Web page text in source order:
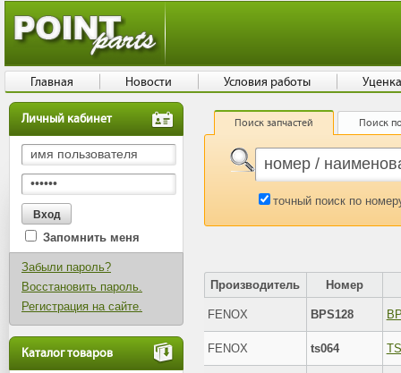
Личный кабинет
Запомнить меня
Забыли пароль?
Восстановить пароль.
Регистрация на сайте.
Каталог товаров
Поиск запчастей Поиск
точный поиск по
Производитель Номер
FENOX BPS128
FENOX ts064
Главная Новости Условия работы